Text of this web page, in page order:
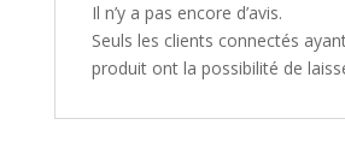
Il n’y a pas encore d’avis.
Seuls les clients connectés
produit ont la possibilité de